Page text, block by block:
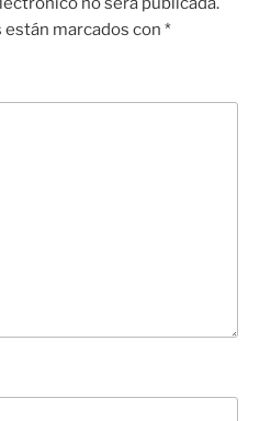
marcados con *